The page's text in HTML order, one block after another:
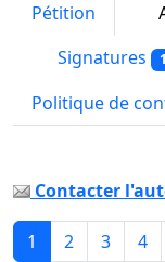
Pétition
Signatures
Politique de
Contacter
1 2 3 4